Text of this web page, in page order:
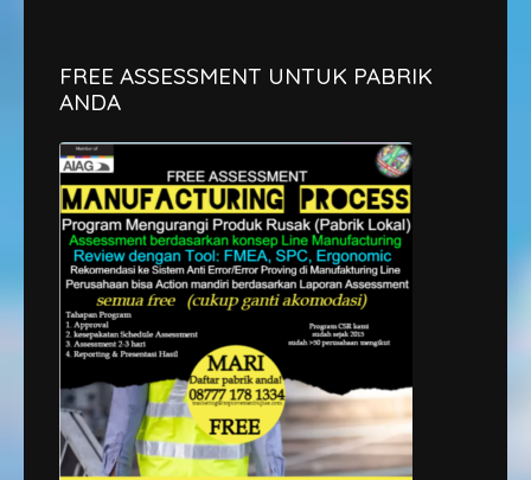
FREE ASSESSMENT UNTUK PABRIK
ANDA